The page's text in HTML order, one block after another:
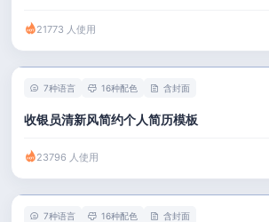
21773 人使用
7种语言 16种配色 含封面
收银员清新风简约个人简历模板
23796 人使用
7种语言 16种配色 含封面